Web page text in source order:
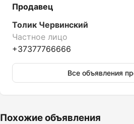
Продавец
Толик Червинский
Частное лицо
+37377766666
Все объявления
Похожие объявления